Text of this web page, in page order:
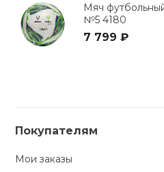
Мяч
№5 4180
7 799 ₽
Покупателям
Мои заказы